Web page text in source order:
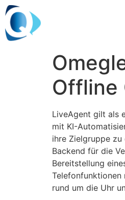
Offline
LiveAgent gilt als
mit KI-
ihre Zielgruppe
Backend für die
Bereitstellung
Telefonfunktionen
rund um die Uhr